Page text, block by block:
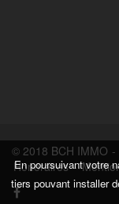
© 2018 BCH IMMO -
Honoraires-
En poursuivant votre
tiers pouvant installer